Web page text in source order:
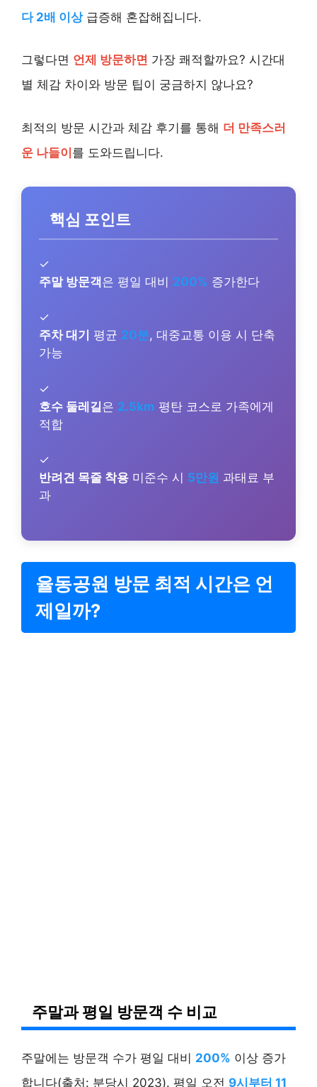
다 2배 이상급증해 혼잡해집니다.
그렇다면 언제 방문하면 가장 쾌적할까요? 시간대
별 체감 차이와 방문 팁이 궁금하지 않나요?
최적의 방문 시간과 체감 후기를 통해 더 만족스러
운 나들이를 도와드립니다.
핵심 포인트
✓
주말 방문객은 평일 대비 200% 증가한다
✓
주차 대기
평균 20분, 대중교통 이용 시 단축
가능
✓
호수 둘레길은 2.5km 평탄 코스로 가족에게
적합
✓
반려견 목줄 착용 미준수 시 5만원 과태료 부
과
율동공원 방문 최적 시간은 언
제일까?
주말과 평일 방문객 수 비교
주말에는 방문객 수가 평일 대비 200% 이상 증가
합니다(출처: 분당시 2023). 평일 오전 9시부터 11